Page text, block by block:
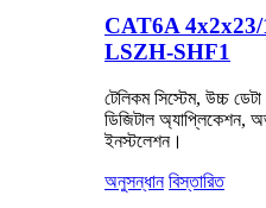
CAT6A 4x2x23/
LSZH-SHF1
টেলিকম সিস্টেম, উচ্চ
ডিজিটাল অ্যাপ্লিকেশন,
ইনস্টলেশন।
অনুসন্ধান বিস্তারিত